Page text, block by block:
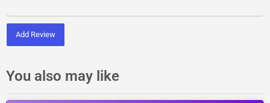
Add Review
You also may like